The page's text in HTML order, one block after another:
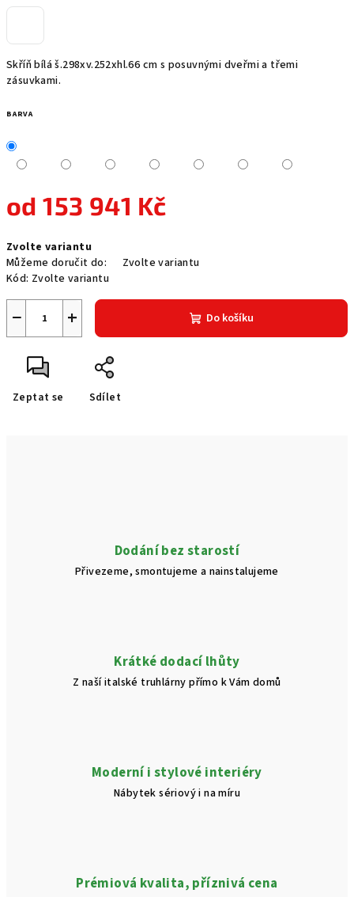
Skříň bílá š.298xv.252xhl.66 cm s posuvnými dveřmi a třemi
zásuvkami.
BARVA
od153 941 Kč
cena:
Zvolte variantu
Můžeme doručit do:
Zvolte variantu
Kód: Zvolte variantu
+
− Do košíku
Zeptat se Sdílet
Dodání bez starostí
Přivezeme, smontujeme a nainstalujeme
Krátké dodací lhůty
Z naší italské truhlárny přímo k Vám domů
Moderní i stylové interiéry
Nábytek sériový i na míru
Prémiová kvalita, příznivá cena